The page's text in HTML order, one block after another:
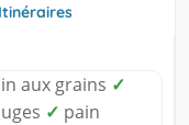
aux grains ✓
✓ pain